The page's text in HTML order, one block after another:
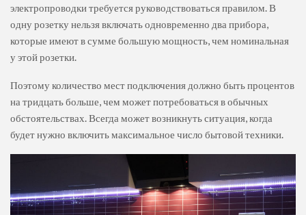
электропроводки требуется руководствоваться правилом. В
одну розетку нельзя включать одновременно два прибора,
которые имеют в сумме большую мощность, чем номинальная
у этой розетки.
Поэтому количество мест подключения должно быть процентов
на тридцать больше, чем может потребоваться в обычных
обстоятельствах. Всегда может возникнуть ситуация, когда
будет нужно включить максимальное число бытовой техники.